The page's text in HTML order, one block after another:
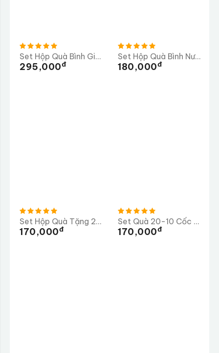
Set Hộp Quà Bình Giữ Nhiệt 500ml + Bút Kí - Mẫu 2
295,000Đ
Set Hộp Quà Bình Nước
180,000Đ
Set Hộp Quà Tặng 20-10 - Bình Giữ Nhiệt
170,000Đ
Set Quà 20-10 Cốc Giữ Nhiệt 300ml
170,000Đ